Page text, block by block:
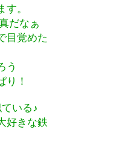
。
だなぁ
目覚めた
う
り！
いる♪
好きな鉄